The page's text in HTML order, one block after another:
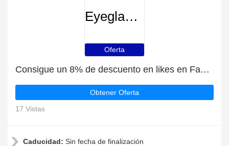
Eyeglasses
Oferta
Consigue un 8% de descuento en likes en Facebook
Obtener Oferta
17 Vistas
Caducidad: Sin fecha de finalización